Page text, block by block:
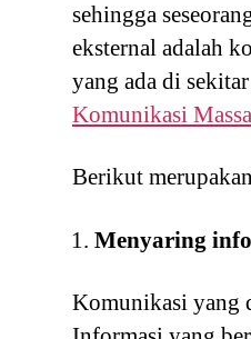
sehingga
eksternal adalah
yang ada di
Komunikasi Massa
Berikut
Menyaring
Komunikasi yang